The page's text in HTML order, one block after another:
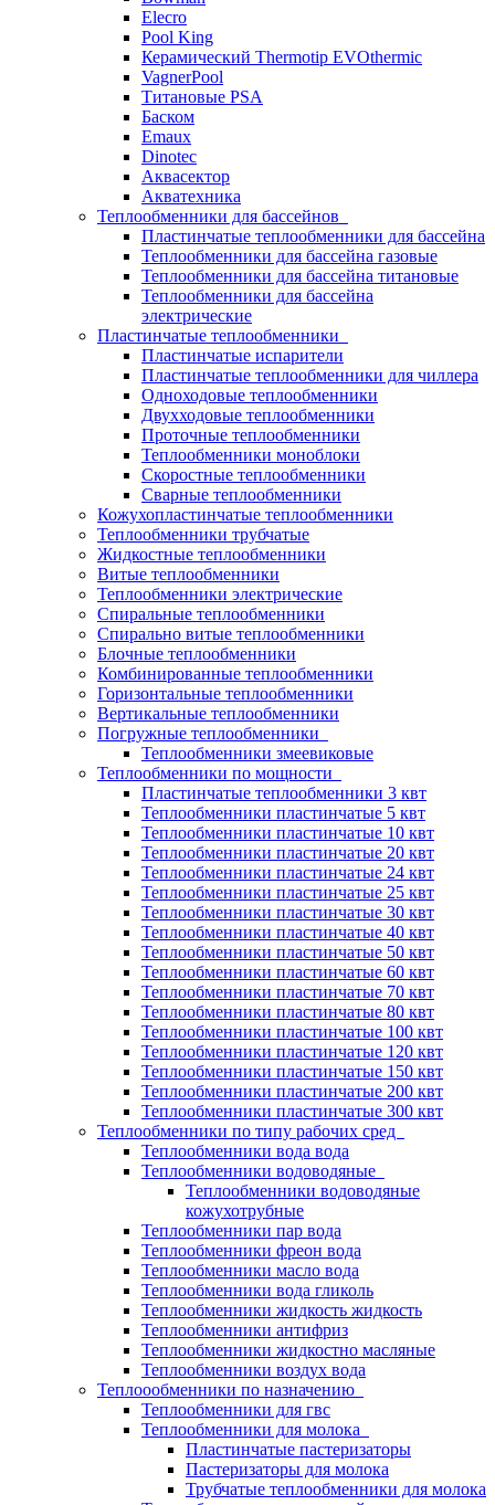
Elecro
Pool King
Керамический Thermotip EVOthermic
VagnerPool
Титановые PSA
Баском
Emaux
Dinotec
Аквасектор
Акватехника
Теплообменники для бассейнов
Пластинчатые теплообменники для бассейна
Теплообменники для бассейна газовые
Теплообменники для бассейна титановые
Теплообменники для бассейна
электрические
Пластинчатые теплообменники
Пластинчатые испарители
Пластинчатые теплообменники для чиллера
Одноходовые теплообменники
Двухходовые теплообменники
Проточные теплообменники
Теплообменники моноблоки
Скоростные теплообменники
Сварные теплообменники
Кожухопластинчатые теплообменники
Теплообменники трубчатые
Жидкостные теплообменники
Витые теплообменники
Теплообменники электрические
Спиральные теплообменники
Спирально витые теплообменники
Блочные теплообменники
Комбинированные теплообменники
Горизонтальные теплообменники
Вертикальные теплообменники
Погружные теплообменники
Теплообменники змеевиковые
Теплообменники по мощности
Пластинчатые теплообменники 3 квт
Теплообменники пластинчатые 5 квт
Теплообменники пластинчатые 10 квт
Теплообменники пластинчатые 20 квт
Теплообменники пластинчатые 24 квт
Теплообменники пластинчатые 25 квт
Теплообменники пластинчатые 30 квт
Теплообменники пластинчатые 40 квт
Теплообменники пластинчатые 50 квт
Теплообменники пластинчатые 60 квт
Теплообменники пластинчатые 70 квт
Теплообменники пластинчатые 80 квт
Теплообменники пластинчатые 100 квт
Теплообменники пластинчатые 120 квт
Теплообменники пластинчатые 150 квт
Теплообменники пластинчатые 200 квт
Теплообменники пластинчатые 300 квт
Теплообменники по типу рабочих сред
Теплообменники вода вода
Теплообменники водоводяные
Теплообменники водоводяные
кожухотрубные
Теплообменники пар вода
Теплообменники фреон вода
Теплообменники масло вода
Теплообменники вода гликоль
Теплообменники жидкость жидкость
Теплообменники антифриз
Теплообменники жидкостно масляные
Теплообменники воздух вода
Теплоообменники по назначению
Теплообменники для гвс
Теплообменники для молока
Пластинчатые пастеризаторы
Пастеризаторы для молока
Трубчатые теплообменники для молока